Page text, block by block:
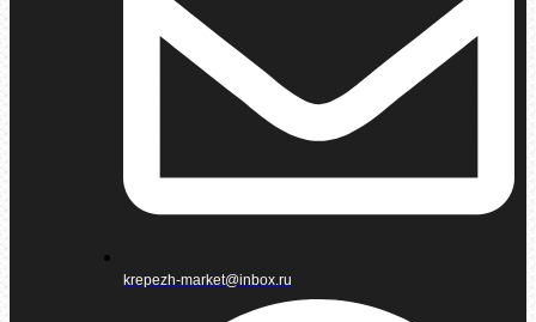
krepezh-market@inbox.ru